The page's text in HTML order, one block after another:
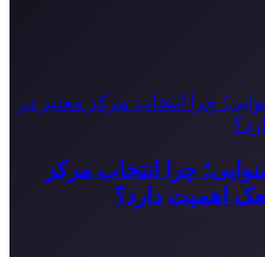
چرا انتخاب مرکز
اهمیت دارد؟